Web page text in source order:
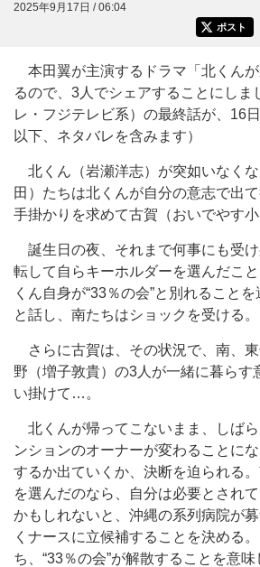
2025年9月17日 / 06:04
ポスト
本田翼が主演するドラマ「北くん
るので、3人でシェアすることにしま
レ・フジテレビ系）の最終話が、16
以下、ネタバレを含みます）
北くん（岩瀬洋志）が突如いなく
田）たちは北くんが自分の意志で出
手掛かりを求めて古賀（おいでやす小
誕生日の夜、それまで何事にも受
転して自らキーホルダーを選んだこ
くん自身が“33％の会”と別れること
と話し、南たちはショックを受ける。
さらに古賀は、その状況で、南、
野（増子敦貴）の3人が一緒に暮らす
い掛けて…。
北くんが帰ってこないまま、しば
ンションのオーナーが変わることに
するか出ていくか、決断を迫られる
を選んだのなら、自分は必要とされ
かもしれないと、沖縄の系列病院が
くナースに立候補することを決める
ち、“33％の会”が解散することを意味